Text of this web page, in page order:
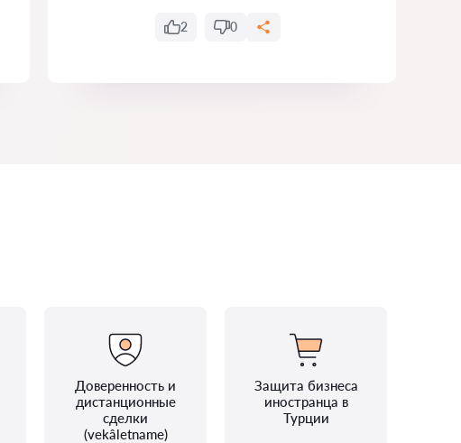
2 0
Доверенность и
дистанционные
сделки
(vekâletname)
Защита бизнеса
иностранца в
Турции